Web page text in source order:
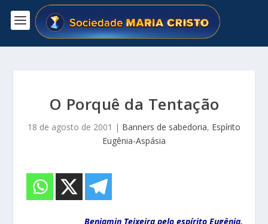
O Porquê da Tentação
18 de agosto de 2001 | Banners de sabedoria, Espírito
Eugênia-Aspásia
Benjamin Teixeira pelo espírito Eugênia.